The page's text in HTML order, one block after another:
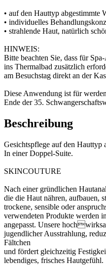
• auf den Hauttyp abgestimmte
• individuelles
• strahlende Haut, natürlich
HINWEIS:
Bitte beachten Sie, dass für
ins Thermalbad zusätzlich
am Besuchstag direkt an der
Diese Anwendung ist für
Ende der 35.
Beschreibung
Gesichtspflege auf den Hauttyp
In einer Doppel-Suite.
SKINCOUTURE
Nach einer gründlichen
die die Haut nähren, aufbauen,
trockene, sensible oder
verwendeten Produkte werden
angepasst. Unsere
jugendlicher Ausstrahlung,
Fältchen
und fördert gleichzeitig
lebendiges, frisches Hautgefühl.